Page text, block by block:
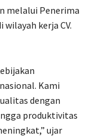
melalui Penerima
kerja CV.
Kami
dengan
produktivitas
ujar